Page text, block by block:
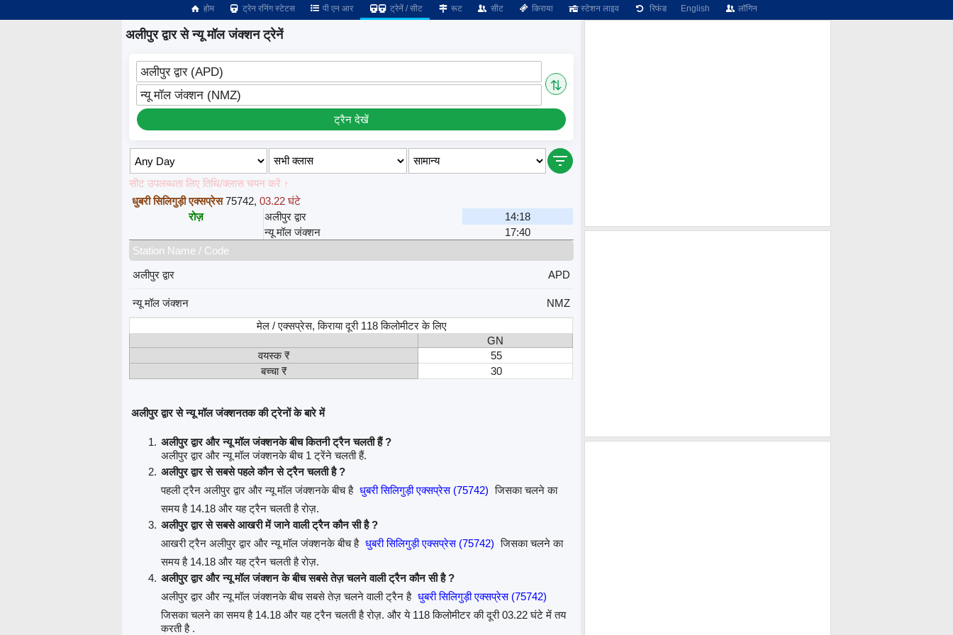
होम ट्रेन रनिंग स्टेटस पी एन आर ट्रेनें / सीट रूट सीट किराया स्टेशन लाइव रिफंड English लॉगिन
अलीपुर द्वार से न्यू मॉल जंक्शन ट्रेनें
अलीपुर द्वार (APD)
⇅
न्यू मॉल जंक्शन (NMZ)
ट्रैन देखें
सीट उपलब्धता लिए तिथि/क्लास चयन करें ↑
धुबरी सिलिगुड़ी एक्सप्रेस 75742,03.22 घंटे
रोज़
अलीपुर द्वार
14:18
न्यू मॉल जंक्शन
17:40
Station Name / Code
अलीपुर द्वार
APD
न्यू मॉल जंक्शन
NMZ
मेल / एक्सप्रेस, किराया दूरी 118 किलोमीटर के लिए
GN
वयस्क ₹
55
बच्चा ₹
30
अलीपुर द्वार से न्यू मॉल जंक्शनतक की ट्रेनों के बारे में
अलीपुर द्वार और न्यू मॉल जंक्शनके बीच कितनी ट्रैन चलती हैं ?
अलीपुर द्वार और न्यू मॉल जंक्शनके बीच 1 ट्रेंने चलती हैं.
अलीपुर द्वार से सबसे पहले कौन से ट्रैन चलती है ?
पहली ट्रैन अलीपुर द्वार और न्यू मॉल जंक्शनके बीच है धुबरी सिलिगुड़ी एक्सप्रेस (75742) जिसका चलने का
समय है 14.18 और यह ट्रैन चलती है रोज़.
अलीपुर द्वार से सबसे आखरी में जाने वाली ट्रैन कौन सी है ?
आखरी ट्रैन अलीपुर द्वार और न्यू मॉल जंक्शनके बीच है धुबरी सिलिगुड़ी एक्सप्रेस (75742) जिसका चलने का
समय है 14.18 और यह ट्रैन चलती है रोज़.
अलीपुर द्वार और न्यू मॉल जंक्शन के बीच सबसे तेज़ चलने वाली ट्रैन कौन सी है ?
अलीपुर द्वार और न्यू मॉल जंक्शनके बीच सबसे तेज़ चलने वाली ट्रैन है धुबरी सिलिगुड़ी एक्सप्रेस (75742)
जिसका चलने का समय है 14.18 और यह ट्रैन चलती है रोज़. और ये 118 किलोमीटर की दूरी 03.22 घंटे में तय
करती है .